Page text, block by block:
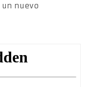
nuevo